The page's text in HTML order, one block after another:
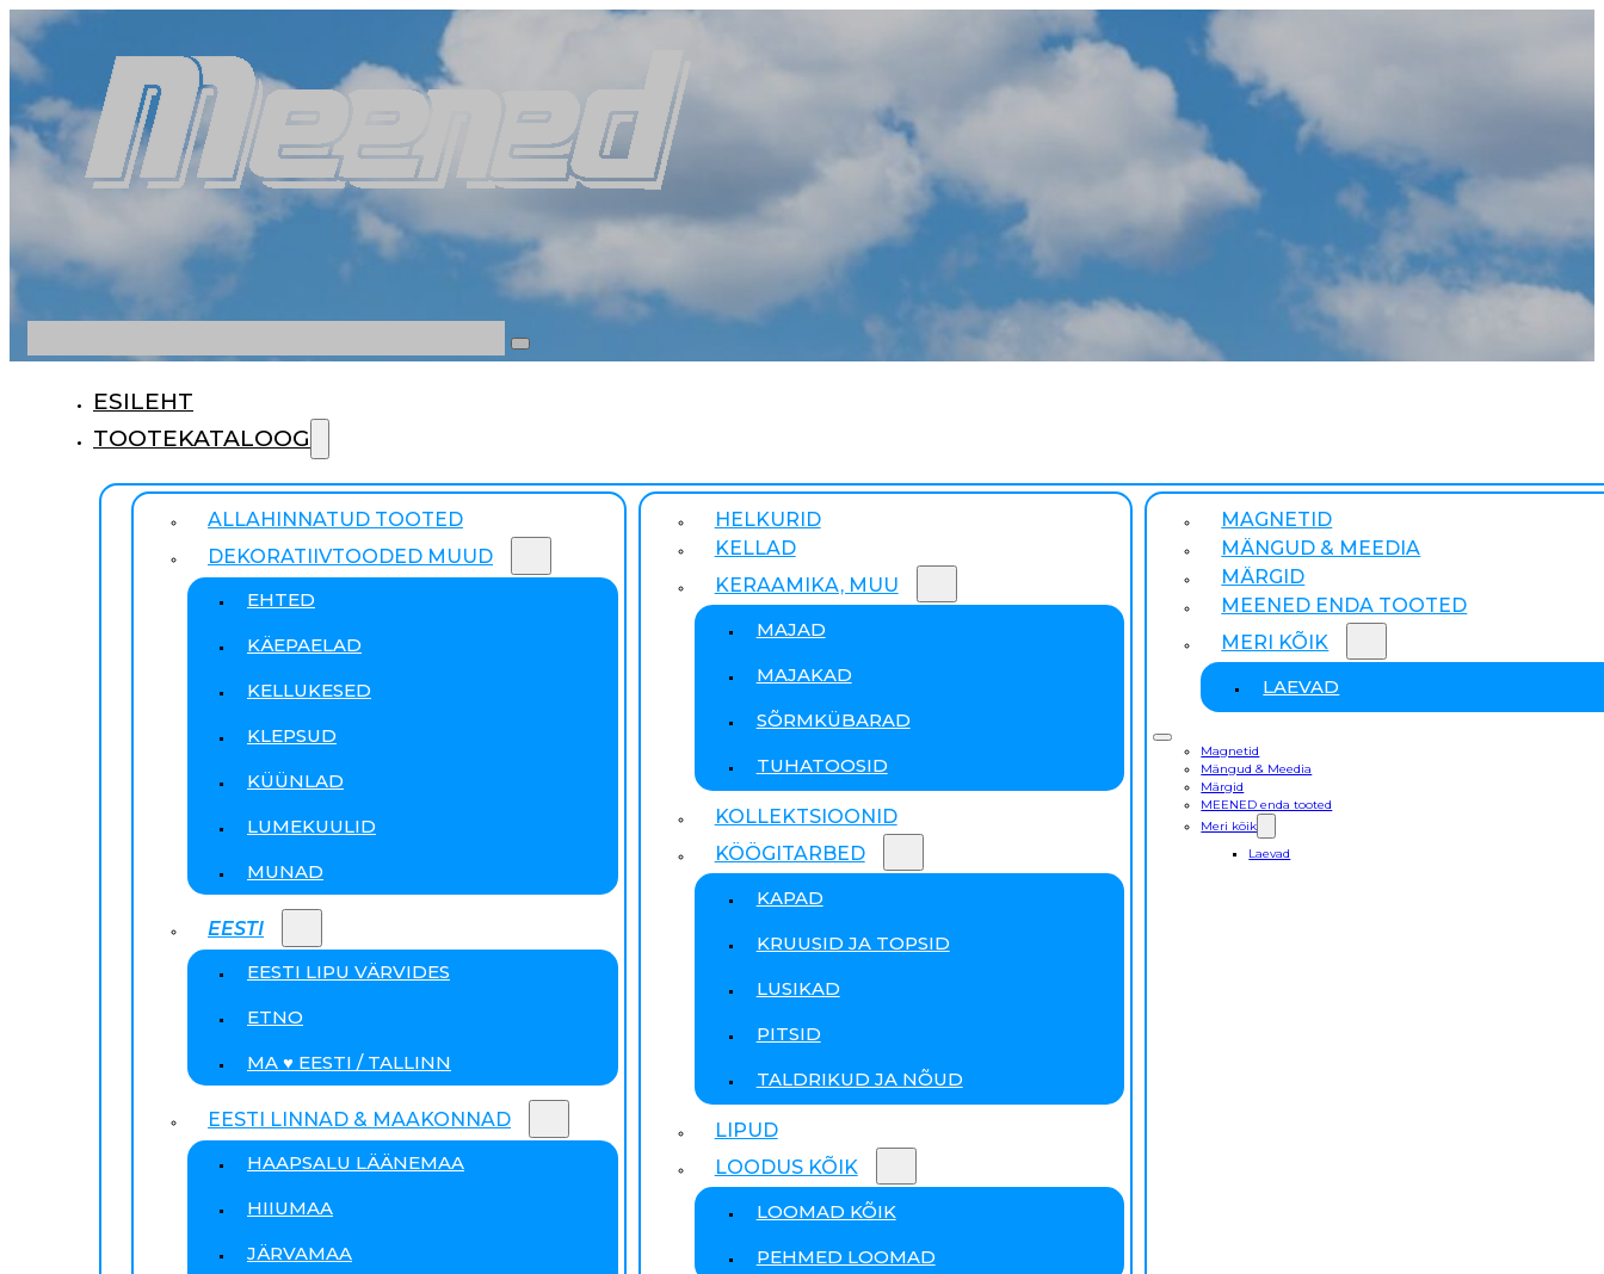
ESILEHT
TOOTEKATALOOG
ALLAHINNATUD TOOTED
DEKORATIIVTOODED MUUD
EHTED
KÄEPAELAD
KELLUKESED
KLEPSUD
KÜÜNLAD
LUMEKUULID
MUNAD
EESTI
EESTI LIPU VÄRVIDES
ETNO
MA ♥ EESTI / TALLINN
EESTI LINNAD & MAAKONNAD
HAAPSALU LÄÄNEMAA
HIIUMAA
JÄRVAMAA
HELKURID
KELLAD
KERAAMIKA, MUU
MAJAD
MAJAKAD
SÕRMKÜBARAD
TUHATOOSID
KOLLEKTSIOONID
KÖÖGITARBED
KAPAD
KRUUSID JA TOPSID
LUSIKAD
PITSID
TALDRIKUD JA NÕUD
LIPUD
LOODUS KÕIK
LOOMAD KÕIK
PEHMED LOOMAD
MAGNETID
MÄNGUD & MEEDIA
MÄRGID
MEENED ENDA TOOTED
MERI KÕIK
LAEVAD
Magnetid
Mängud & Meedia
Märgid
MEENED enda tooted
Meri kõik
Laevad